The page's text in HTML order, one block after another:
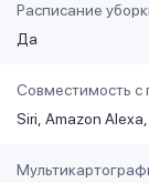
Расписание
Да
Совместимость с
Siri Amazon Alexa